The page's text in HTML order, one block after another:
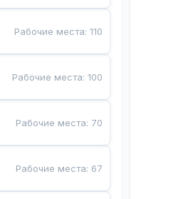
Рабочие места:110
Рабочие места:100
Рабочие места: 70
Рабочие места: 67